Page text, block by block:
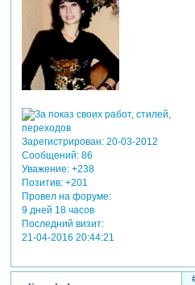
Зарегистрирован: 20-03-2012
Сообщений:86
Уважение: +238
Позитив: +201
Провел на форуме:
9 дней 18 часов
Последний визит:
21-04-2016 20:44:21